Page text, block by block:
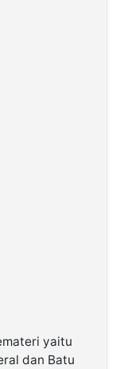
yaitu
dan Batu